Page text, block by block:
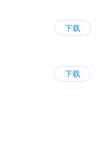
下载
下载